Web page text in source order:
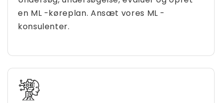
en ML -køreplan. Ansæt vores ML -
konsulenter.